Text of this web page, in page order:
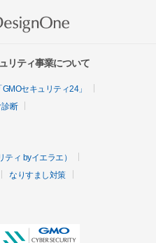
リティ事業について
セキュリティ24」
断
ィ byイエラエ）
なりすまし対策